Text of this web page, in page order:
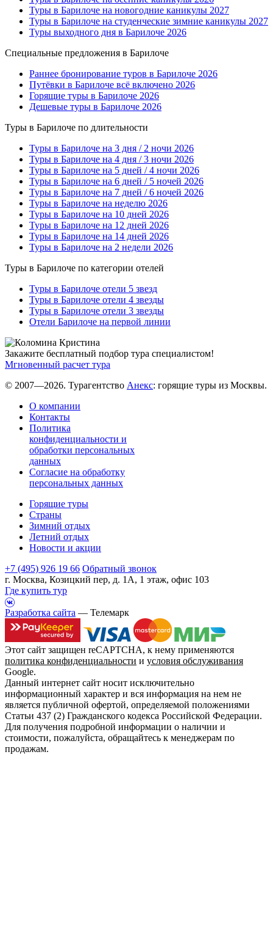
Туры в Барилоче на новогодние каникулы 2027
Туры в Барилоче на студенческие зимние каникулы 2027
Туры выходного дня в Барилоче 2026
Специальные предложения в Барилоче
Раннее бронирование туров в Барилоче 2026
Путёвки в Барилоче всё включено 2026
Горящие туры в Барилоче 2026
Дешевые туры в Барилоче 2026
Туры в Барилоче по длительности
Туры в Барилоче на 3 дня / 2 ночи 2026
Туры в Барилоче на 4 дня / 3 ночи 2026
Туры в Барилоче на 5 дней / 4 ночи 2026
Туры в Барилоче на 6 дней / 5 ночей 2026
Туры в Барилоче на 7 дней / 6 ночей 2026
Туры в Барилоче на неделю 2026
Туры в Барилоче на 10 дней 2026
Туры в Барилоче на 12 дней 2026
Туры в Барилоче на 14 дней 2026
Туры в Барилоче на 2 недели 2026
Туры в Барилоче по категории отелей
Туры в Барилоче отели 5 звезд
Туры в Барилоче отели 4 звезды
Туры в Барилоче отели 3 звезды
Отели Барилоче на первой линии
Закажите бесплатный подбор тура специалистом!
Мгновенный расчет тура
© 2007—2026. Турагентство Анекс: горящие туры из Москвы.
О компании
Контакты
Политика
конфиденциальности и
обработки персональных
данных
Согласие на обработку
персональных данных
Горящие туры
Страны
Зимний отдых
Летний отдых
Новости и акции
+7 (495) 926 19 66 Обратный звонок
г. Москва, Козицкий пер, д. 1А, 1 этаж, офис 103
Где купить тур
Разработка сайта — Телемарк
Этот сайт защищен reCAPTCHA, к нему применяются
политика конфиденциальности и условия обслуживания
Google.
Данный интернет сайт носит исключительно
информационный характер и вся информация на нем не
является публичной офертой, определяемой положениями
Статьи 437 (2) Гражданского кодекса Российской Федерации.
Для получения подробной информации о наличии и
стоимости, пожалуйста, обращайтесь к менеджерам по
продажам.